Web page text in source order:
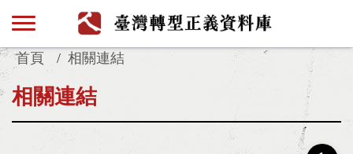
首頁 相關連結
相關連結